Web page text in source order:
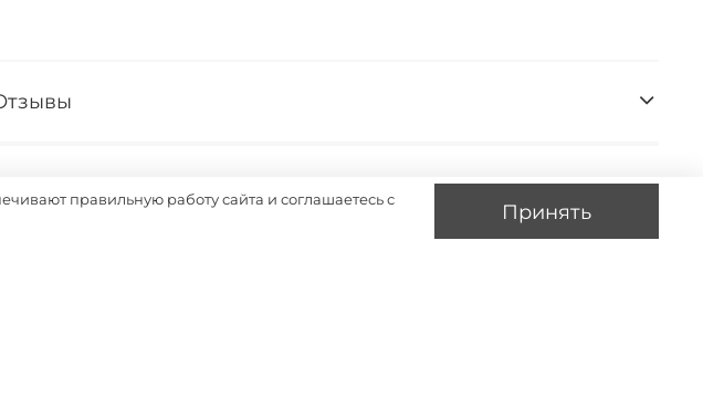
правильную работу сайта и соглашаетесь с
Принять